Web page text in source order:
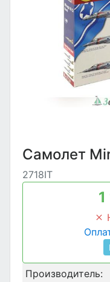
Самолет
2718IT
Производитель: